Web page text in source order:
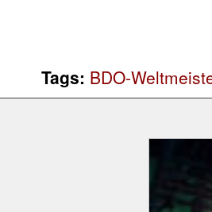
Tags: BDO-